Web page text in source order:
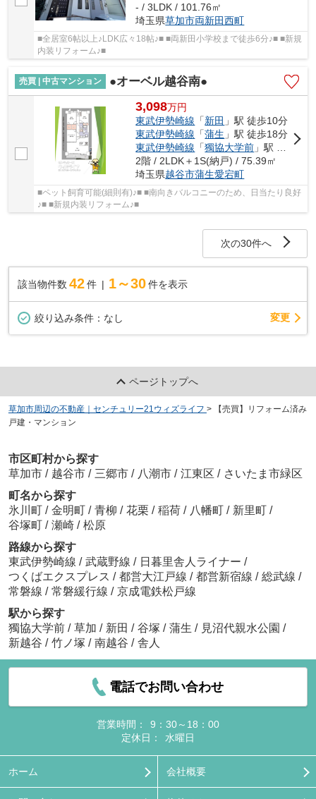
- / 3LDK / 101.76㎡
埼玉県草加市両新田西町
■全居室6帖以上♪LDK広々18帖♪■ ■両新田小学校まで徒歩6分♪■ ■新規
内装リフォーム♪■
売買 | 中古マンション ●オーベル越谷南●
3,098万円
東武伊勢崎線 「新田 」駅 徒歩10分
東武伊勢崎線 「蒲生 」駅 徒歩18分
東武伊勢崎線 「獨協大学前 」駅 徒歩24分
2階 / 2LDK＋1S(納戸) / 75.39㎡
埼玉県越谷市蒲生愛宕町
■ペット飼育可能(細則有)♪■ ■南向きバルコニーのため、日当たり良好
♪■ ■新規内装リフォーム♪■
次の30件へ
該当物件数 42件 1～30 件を表示
絞り込み条件： なし 変更
ページトップへ
草加市周辺の不動産｜センチュリー21ウィズライフ >
【売買】リフォーム済み
戸建・マンション
市区町村から探す
草加市 / 越谷市 / 三郷市 / 八潮市 / 江東区 / さいたま市緑区
町名から探す
氷川町 / 金明町 / 青柳 / 花栗 / 稲荷 / 八幡町 / 新里町 /
谷塚町 / 瀬崎 / 松原
路線から探す
東武伊勢崎線 / 武蔵野線 / 日暮里舎人ライナー /
つくばエクスプレス / 都営大江戸線 / 都営新宿線 / 総武線 /
常磐線 / 常磐緩行線 / 京成電鉄松戸線
駅から探す
獨協大学前 / 草加 / 新田 / 谷塚 / 蒲生 / 見沼代親水公園 /
新越谷 / 竹ノ塚 / 南越谷 / 舎人
電話でお問い合わせ
営業時間：
9：30～18：00
定休日：
水曜日
ホーム 会社概要